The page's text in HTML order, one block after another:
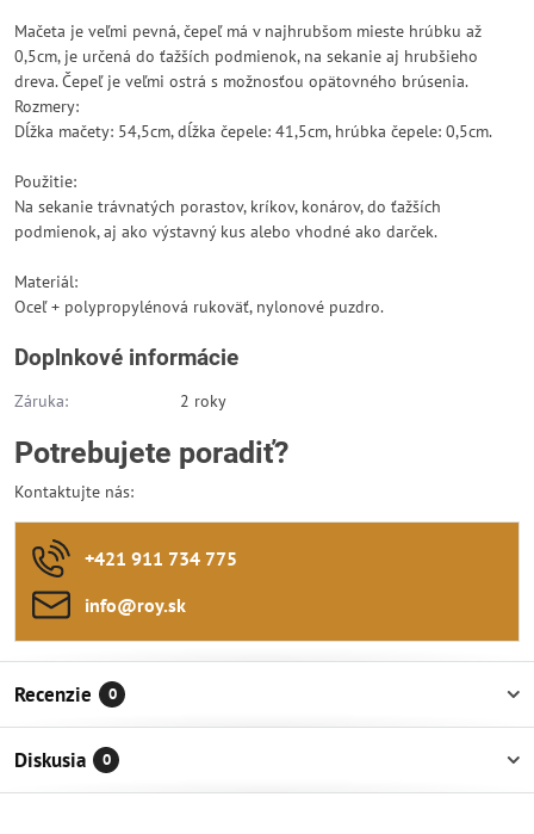
Mačeta je veľmi pevná, čepeľ má v najhrubšom mieste hrúbku až
0,5cm, je určená do ťažších podmienok, na sekanie aj hrubšieho
dreva. Čepeľ je veľmi ostrá s možnosťou opätovného brúsenia.
Rozmery:
Dĺžka mačety: 54,5cm, dĺžka čepele: 41,5cm, hrúbka čepele: 0,5cm.
Použitie:
Na sekanie trávnatých porastov, kríkov, konárov, do ťažších
podmienok, aj ako výstavný kus alebo vhodné ako darček.
Materiál:
Oceľ + polypropylénová rukoväť, nylonové puzdro.
Doplnkové informácie
Záruka: 2 roky
Potrebujete poradiť?
Kontaktujte nás:
+421 911 734 775
info​@roy​.sk
Recenzie 0
Diskusia 0